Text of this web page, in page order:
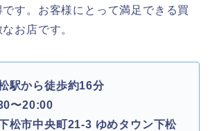
す。お客様にとって満足できる買
お店です。
駅から徒歩約16分
〜20:00
松市中央町21-3 ゆめタウン下松